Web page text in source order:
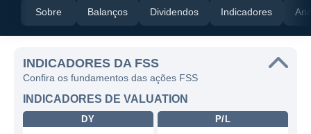
Sobre Balanços Dividendos Indicadores
INDICADORES DA FSS
Confira os fundamentos das ações FSS
INDICADORES DE VALUATION
DY P/L